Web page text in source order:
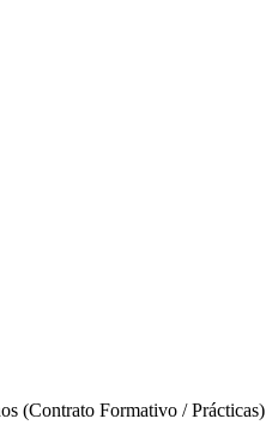
(Contrato Formativo / Prácticas)